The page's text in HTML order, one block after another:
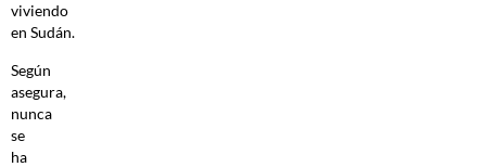
viviendo
en Sudán.
Según
asegura,
nunca
se
ha